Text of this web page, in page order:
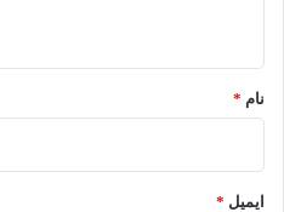
نام *
ایمیل *